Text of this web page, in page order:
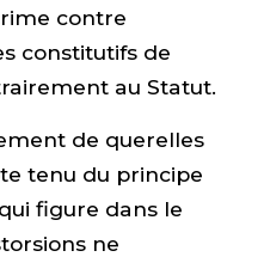
contre
constitutifs de
au Statut.
de querelles
tenu du principe
figure dans le
ne